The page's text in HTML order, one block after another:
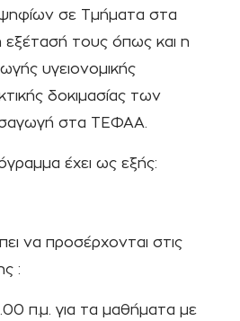
σε Τμήματα στα
εξέτασή τους όπως και η
υγειονομικής
δοκιμασίας των
στα ΤΕΦΑΑ.
έχει ως εξής:
να προσέρχονται στις
:
π.μ. για τα μαθήματα με